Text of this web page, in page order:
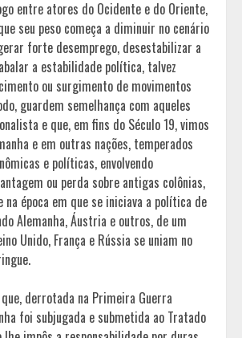
entre atores do Ocidente e do Oriente,
seu peso começa a diminuir no cenário
forte desemprego, desestabilizar a
a estabilidade política, talvez
ou surgimento de movimentos
guardem semelhança com aqueles
e que, em fins do Século 19, vimos
e em outras nações, temperados
e políticas, envolvendo
ou perda sobre antigas colônias,
época em que se iniciava a política de
Alemanha, Áustria e outros, de um
Unido, França e Rússia se uniam no
derrotada na Primeira Guerra
foi subjugada e submetida ao Tratado